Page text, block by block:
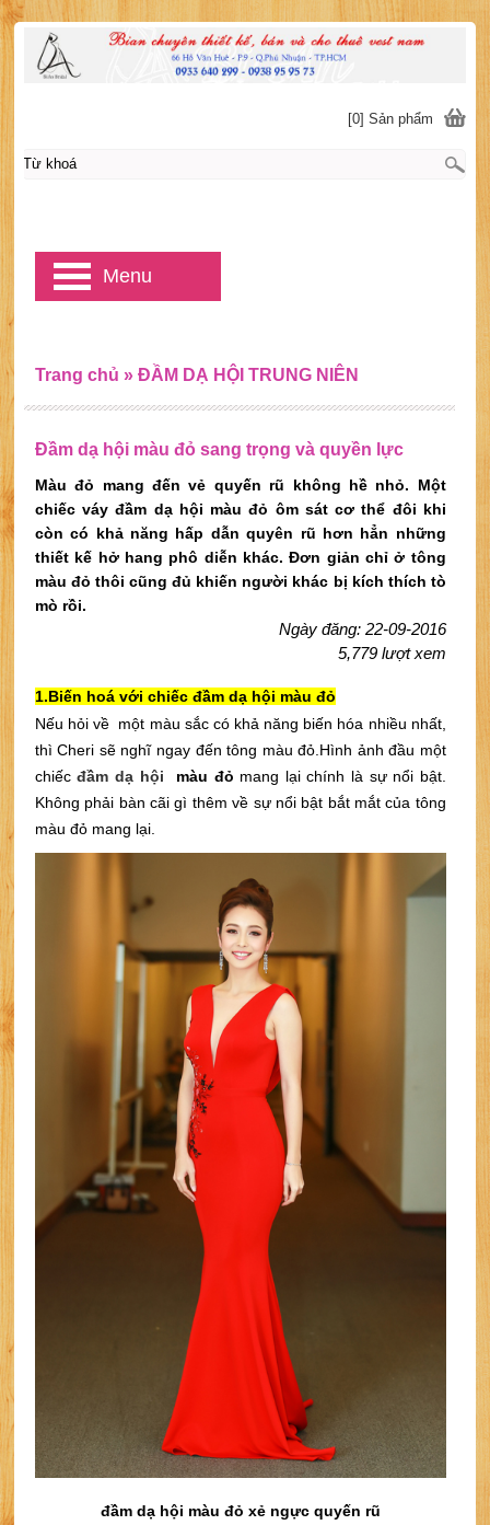
Đầm dạ hội màu đỏ sang trọng và quyền lực
Màu đỏ mang đến vẻ quyến rũ không hề nhỏ. Một
chiếc váy đầm dạ hội màu đỏ ôm sát cơ thể đôi khi
còn có khả năng hấp dẫn quyên rũ hơn hẳn những
thiết kế hở hang phô diễn khác. Đơn giản chỉ ở tông
màu đỏ thôi cũng đủ khiến người khác bị kích thích tò
mò rồi.
Ngày đăng: 22-09-2016
5,779 lượt xem
1.Biến hoá với chiếc đầm dạ hội màu đỏ
Nếu hỏi về  một màu sắc có khả năng biến hóa nhiều nhất,
thì Cheri sẽ nghĩ ngay đến tông màu đỏ. Hình ảnh đầu một
chiếc đầm dạ hội màu đỏ mang lại chính là sự nổi bật.
Không phải bàn cãi gì thêm về sự nổi bật bắt mắt của tông
màu đỏ mang lại.
đầm dạ hội màu đỏ xẻ ngực quyến rũ
Trang chủ » ĐẦM DẠ HỘI TRUNG NIÊN
[0] Sản phẩm
Menu